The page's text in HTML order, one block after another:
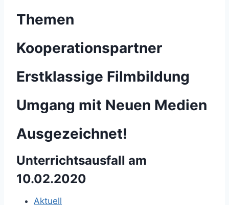
Themen
Kooperationspartner
Erstklassige Filmbildung
Umgang mit Neuen Medien
Ausgezeichnet!
Unterrichtsausfall am
10.02.2020
Aktuell